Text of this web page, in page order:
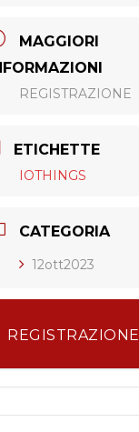
MAGGIORI
REGISTRAZIONE
ETICHETTE
IOTHINGS
CATEGORIA
12ott2023
REGISTRAZIONE